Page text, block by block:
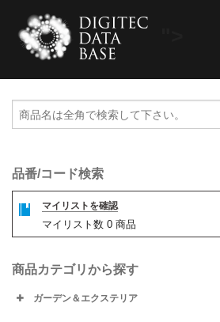
品番/コード検索
マイリストを確認
マイリスト数 0 商品
商品カテゴリから探す
ガーデン＆エクステリア